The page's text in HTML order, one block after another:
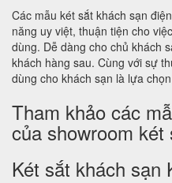
Các mẫu két sắt khách sạn
năng uy việt, thuận tiện cho
dùng. Dễ dàng cho chủ khách
khách hàng sau. Cùng với sự
dùng cho khách sạn là lựa
Tham khảo các
của showroom két
Két sắt khách sạn